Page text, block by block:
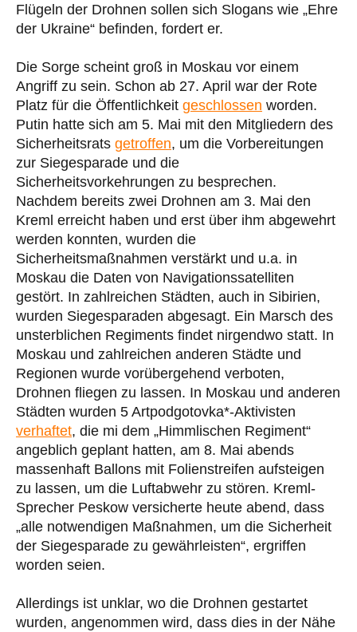
Flügeln der Drohnen sollen sich Slogans wie „Ehre
der Ukraine“ befinden, fordert er.
Die Sorge scheint groß in Moskau vor einem
Angriff zu sein. Schon ab 27. April war der Rote
Platz für die Öffentlichkeit geschlossen worden.
Putin hatte sich am 5. Mai mit den Mitgliedern des
Sicherheitsrats getroffen, um die Vorbereitungen
zur Siegesparade und die
Sicherheitsvorkehrungen zu besprechen.
Nachdem bereits zwei Drohnen am 3. Mai den
Kreml erreicht haben und erst über ihm abgewehrt
werden konnten, wurden die
Sicherheitsmaßnahmen verstärkt und u.a. in
Moskau die Daten von Navigationssatelliten
gestört. In zahlreichen Städten, auch in Sibirien,
wurden Siegesparaden abgesagt. Ein Marsch des
unsterblichen Regiments findet nirgendwo statt. In
Moskau und zahlreichen anderen Städte und
Regionen wurde vorübergehend verboten,
Drohnen fliegen zu lassen. In Moskau und anderen
Städten wurden 5 Artpodgotovka*-Aktivisten
verhaftet, die mi dem „Himmlischen Regiment“
angeblich geplant hatten, am 8. Mai abends
massenhaft Ballons mit Folienstreifen aufsteigen
zu lassen, um die Luftabwehr zu stören. Kreml-
Sprecher Peskow versicherte heute abend, dass
„alle notwendigen Maßnahmen, um die Sicherheit
der Siegesparade zu gewährleisten“, ergriffen
worden seien.
Allerdings ist unklar, wo die Drohnen gestartet
wurden, angenommen wird, dass dies in der Nähe